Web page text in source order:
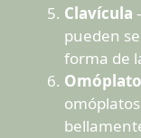
Clavícula
pueden
forma de